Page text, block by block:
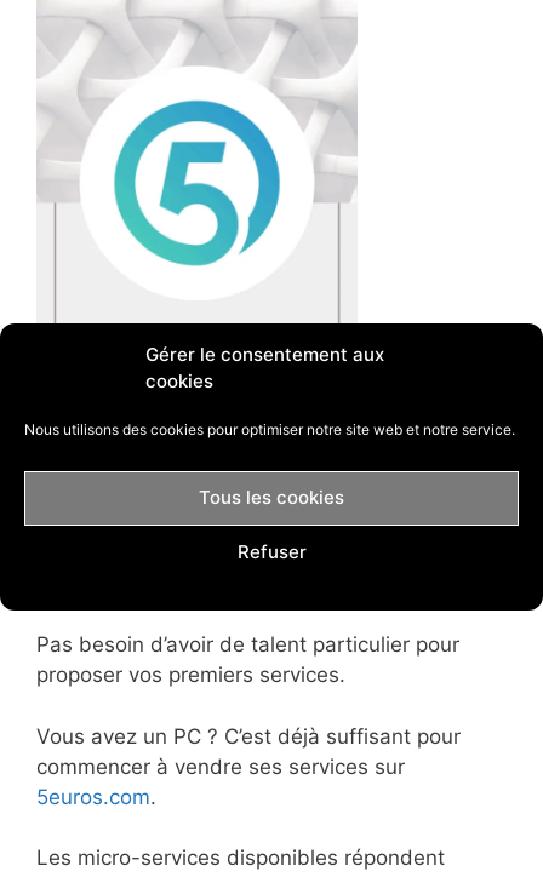
Gérer le consentement aux
cookies
Nous utilisons des cookies pour optimiser notre site web et notre service.
Tous les cookies
Refuser
Proposer son contenu sur une plateforme telle
que5euros.comouFiverrest l’une des façons
les plus simples de rapide de gagner de l’argent
Pas besoin d’avoir de talent particulier pour
proposer vos premiers services.
Vous avez un PC ? C’est déjà suffisant pour
commencer à vendre ses services sur
5euros.com.
Les micro-services disponibles répondent